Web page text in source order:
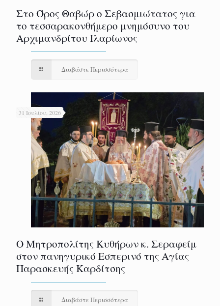
Στο Όρος Θαβώρ ο Σεβασμιώτατος για
το τεσσαρακονθήμερο μνημόσυνο του
Αρχιμανδρίτου Ιλαρίωνος
Διαβάστε Περισσότερα
31 Ιουλίου, 2026
Ο Μητροπολίτης Κυθήρων κ. Σεραφείμ
στον πανηγυρικό Εσπερινό της Αγίας
Παρασκευής Καρδίτσης
Διαβάστε Περισσότερα